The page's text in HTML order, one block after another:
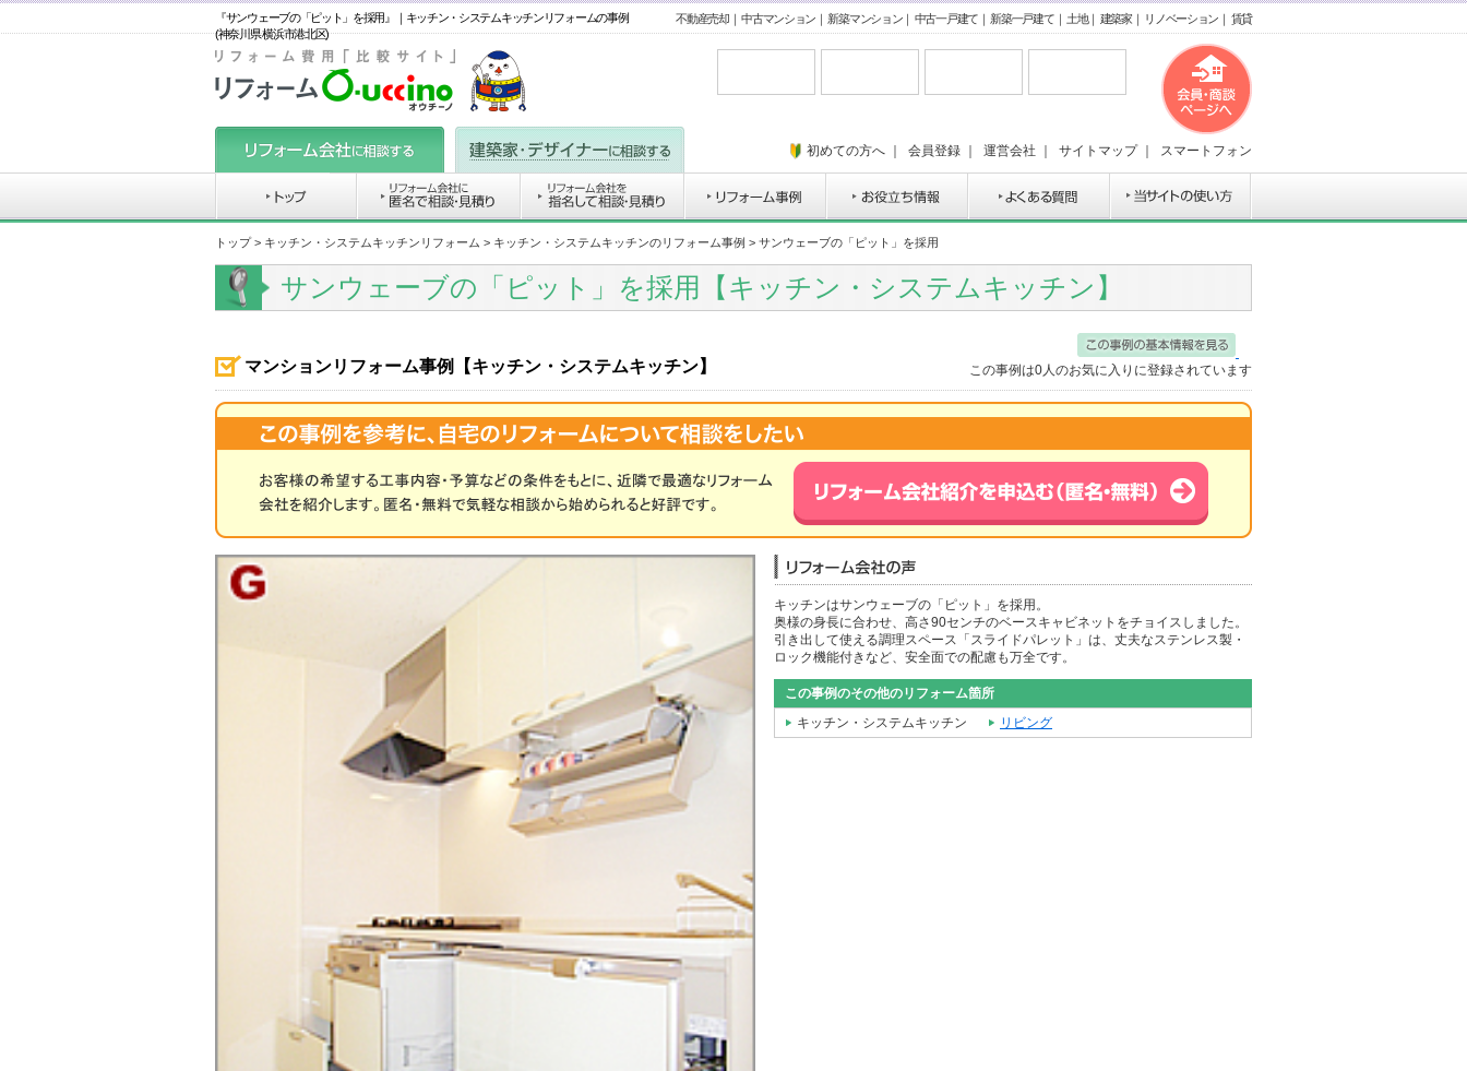
『サンウェーブの「ピット」を採用』｜キッチン・システムキッチンリフォームの事例
(神奈川県 横浜市港北区)
不動産売却｜ 中古マンション ｜ 新築マンション｜ 中古一戸建て｜ 新築一戸建て｜ 土地｜ 建築家｜ リノベーション ｜ 賃貸
初めての方へ 会員登録 運営会社 サイトマップ｜ スマートフォン
トップ> キッチン・システムキッチンリフォーム > キッチン・システムキッチンのリフォーム事例 > サンウェーブの「ピット」を採用
サンウェーブの「ピット」を採用【キッチン・システムキッチン】
マンションリフォーム事例【キッチン・システムキッチン】 この事例は0人のお気に入りに登録されています
キッチンはサンウェーブの「ピット」を採用。
奥様の身長に合わせ、高さ90センチのベースキャビネットをチョイスしました。
引き出して使える調理スペース「スライドパレット」は、丈夫なステンレス製・
ロック機能付きなど、安全面での配慮も万全です。
この事例のその他のリフォーム箇所
キッチン・システムキッチン
リビング